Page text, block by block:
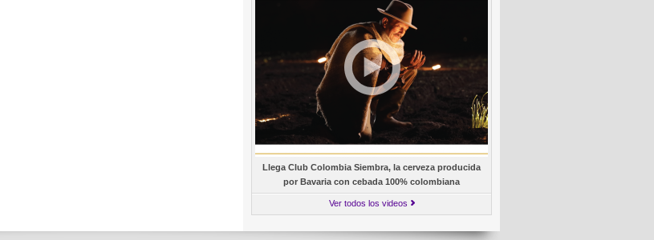
Llega Club Colombia Siembra, la cerveza producida
por Bavaria con cebada 100% colombiana
Ver todos los videos